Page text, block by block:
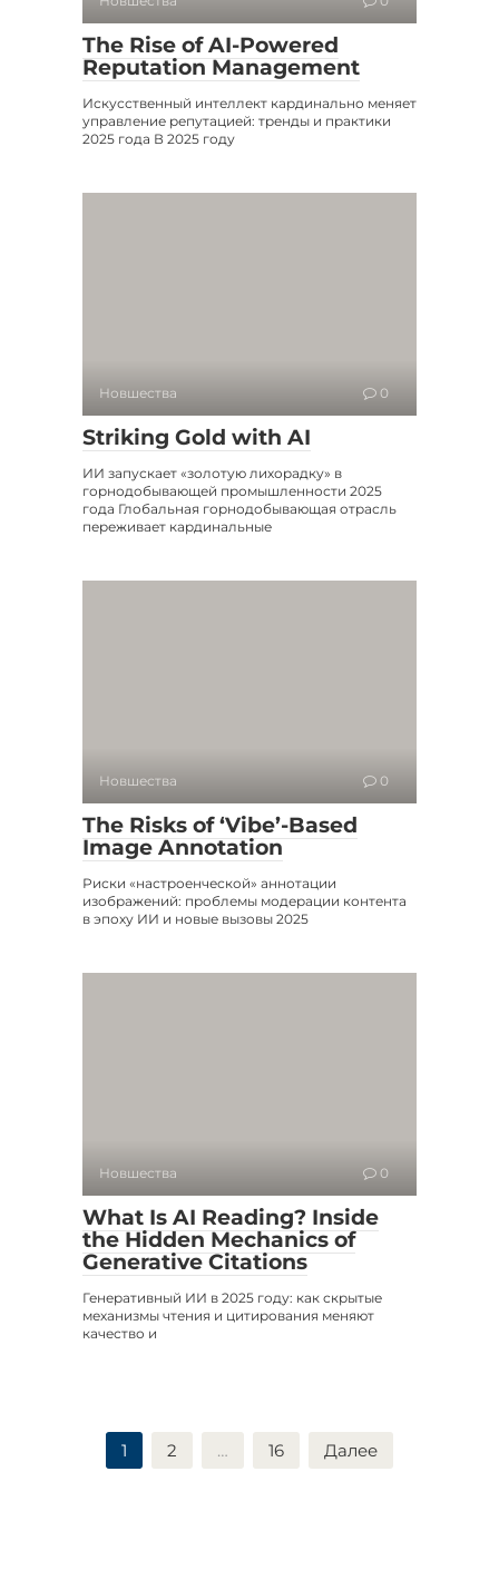
The Rise of AI-Powered
Reputation Management
Искусственный интеллект кардинально меняет
управление репутацией: тренды и практики
2025 года В 2025 году
Новшества 0
Striking Gold with AI
ИИ запускает «золотую лихорадку» в
горнодобывающей промышленности 2025
года Глобальная горнодобывающая отрасль
переживает кардинальные
Новшества 0
The Risks of ‘Vibe’-Based
Image Annotation
Риски «настроенческой» аннотации
изображений: проблемы модерации контента
в эпоху ИИ и новые вызовы 2025
Новшества 0
What Is AI Reading? Inside
the Hidden Mechanics of
Generative Citations
Генеративный ИИ в 2025 году: как скрытые
механизмы чтения и цитирования меняют
качество и
1 2 … 16 Далее